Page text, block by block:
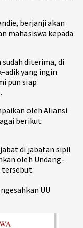
berjanji akan
mahasiswa kepada
sudah diterima, di
yang ingin
pun siap
oleh Aliansi
berikut:
di jabatan sipil
oleh Undang-
tersebut.
UU